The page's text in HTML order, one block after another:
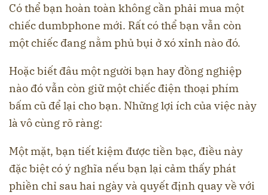
Có thể bạn hoàn toàn không cần phải mua một
chiếc dumbphone mới. Rất có thể bạn vẫn còn
một chiếc đang nằm phủ bụi ở xó xỉnh nào đó.
Hoặc biết đâu một người bạn hay đồng nghiệp
nào đó vẫn còn giữ một chiếc điện thoại phím
bấm cũ để lại cho bạn. Những lợi ích của việc này
là vô cùng rõ ràng:
Một mặt, bạn tiết kiệm được tiền bạc, điều này
đặc biệt có ý nghĩa nếu bạn lại cảm thấy phát
phiền chỉ sau hai ngày và quyết định quay về với